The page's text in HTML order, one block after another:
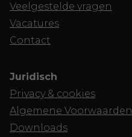
Veelgestelde vragen
Vacatures
Contact
Juridisch
Privacy & cookies
Algemene Voorwaarden
Downloads